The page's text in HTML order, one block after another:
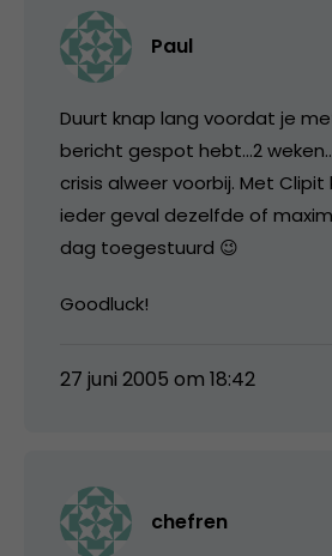
Paul
Duurt knap lang voordat je
bericht gespot hebt…2
crisis alweer voorbij. Met Clipit
ieder geval dezelfde of
dag toegestuurd 😉
Goodluck!
27 juni 2005 om 18:42
chefren